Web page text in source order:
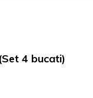
4 bucati)